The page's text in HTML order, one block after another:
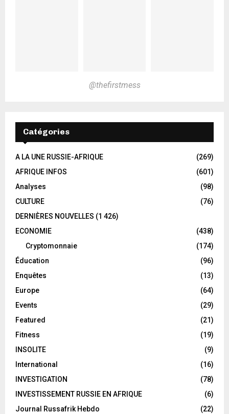
@thefirstmess
Catégories
A LA UNE RUSSIE-AFRIQUE
(269)
AFRIQUE INFOS
(601)
Analyses
(98)
CULTURE
(76)
DERNIÈRES NOUVELLES (1 426)
ECONOMIE
(438)
Cryptomonnaie
(174)
Éducation
(96)
Enquêtes
(13)
Europe
(64)
Events
(29)
Featured
(21)
Fitness
(19)
INSOLITE
(9)
International
(16)
INVESTIGATION
(78)
INVESTISSEMENT RUSSIE EN AFRIQUE
(6)
Journal Russafrik Hebdo
(22)